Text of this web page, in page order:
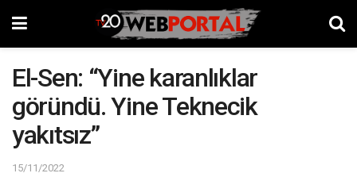
El-Sen: “Yine karanlıklar
göründü. Yine Teknecik
yakıtsız”
15/11/2022